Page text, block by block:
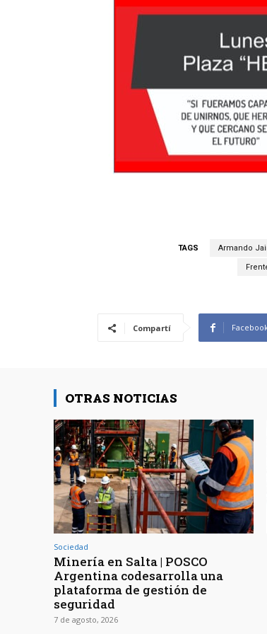
TAGS Armando
Compartí
OTRAS NOTICIAS
Sociedad
Minería en Salta | POSCO
Argentina codesarrolla una
plataforma de gestión de
seguridad
7 de agosto, 2026